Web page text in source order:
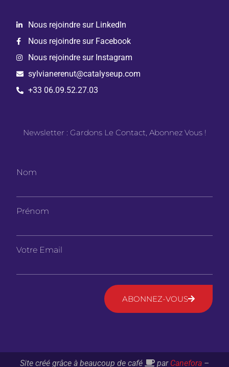
Nous rejoindre sur LinkedIn
Nous rejoindre sur Facebook
Nous rejoindre sur Instagram
sylvianerenut@catalyseup.com
+33 06.09.52.27.03
Newsletter : Gardons Le Contact, Abonnez Vous !
Nom
Prénom
Votre Email
ABONNEZ-VOUS
Site créé grâce à beaucoup de café par Canefora –